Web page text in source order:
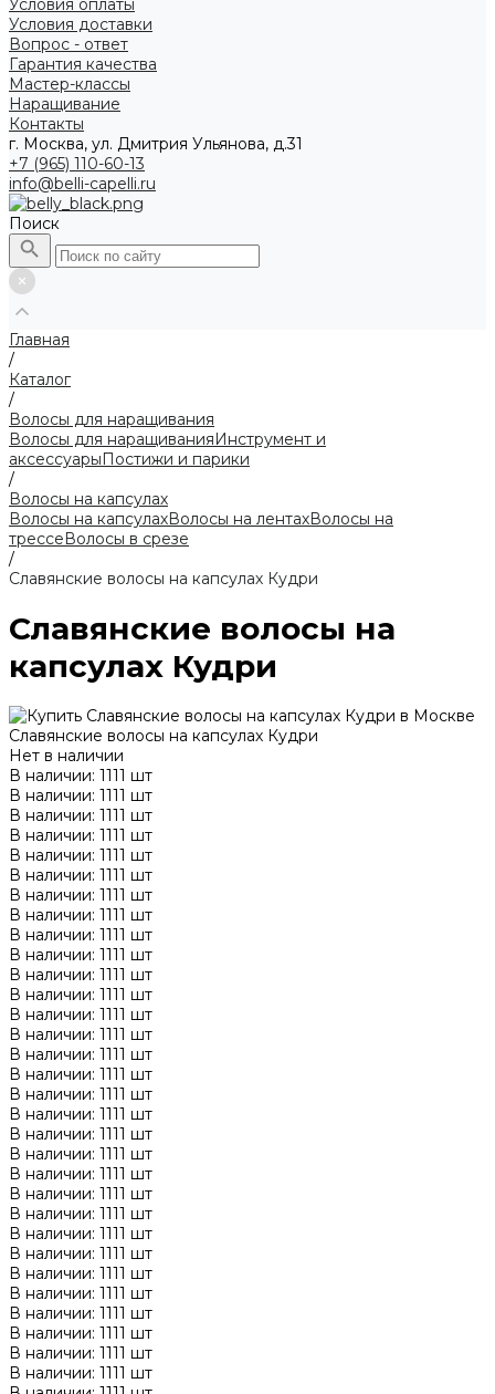
Условия оплаты
Условия доставки
Вопрос - ответ
Гарантия качества
Мастер-классы
Наращивание
Контакты
г. Москва, ул. Дмитрия Ульянова, д.31
+7 (965) 110-60-13
info@belli-capelli.ru
Поиск
Главная
/
Каталог
/
Волосы для наращивания
Волосы для наращиванияИнструмент и
аксессуарыПостижи и парики
/
Волосы на капсулах
Волосы на капсулахВолосы на лентахВолосы на
трессеВолосы в срезе
/
Славянские волосы на капсулах Кудри
Славянские волосы на
капсулах Кудри
Славянские волосы на капсулах Кудри
Нет в наличии
В наличии: 1111 шт
В наличии: 1111 шт
В наличии: 1111 шт
В наличии: 1111 шт
В наличии: 1111 шт
В наличии: 1111 шт
В наличии: 1111 шт
В наличии: 1111 шт
В наличии: 1111 шт
В наличии: 1111 шт
В наличии: 1111 шт
В наличии: 1111 шт
В наличии: 1111 шт
В наличии: 1111 шт
В наличии: 1111 шт
В наличии: 1111 шт
В наличии: 1111 шт
В наличии: 1111 шт
В наличии: 1111 шт
В наличии: 1111 шт
В наличии: 1111 шт
В наличии: 1111 шт
В наличии: 1111 шт
В наличии: 1111 шт
В наличии: 1111 шт
В наличии: 1111 шт
В наличии: 1111 шт
В наличии: 1111 шт
В наличии: 1111 шт
В наличии: 1111 шт
В наличии: 1111 шт